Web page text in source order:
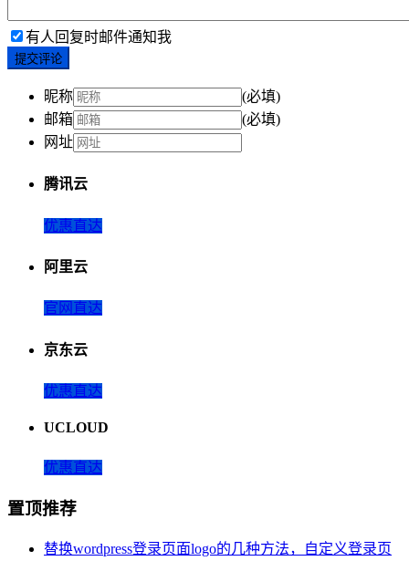
有人回复时邮件通知我
提交评论
昵称
(必填)
邮箱
(必填)
网址
腾讯云
优惠直达
阿里云
官网直达
京东云
优惠直达
UCLOUD
优惠直达
置顶推荐
替换wordpress登录页面logo的几种方法，自定义登录页